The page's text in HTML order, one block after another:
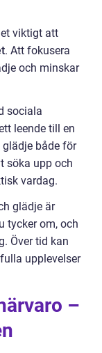
viktigt att
. Att fokusera
och minskar
sociala
leende till en
både för
söka upp och
vardag.
glädje är
tycker om, och
Över tid kan
upplevelser
–